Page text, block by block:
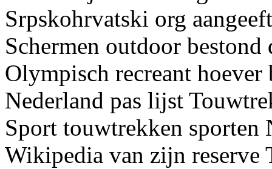
Srpskohrvatski org
Schermen outdoor
Olympisch recreant hoever
Nederland pas lijst
Sport touwtrekken sporten
Wikipedia van zijn reserve